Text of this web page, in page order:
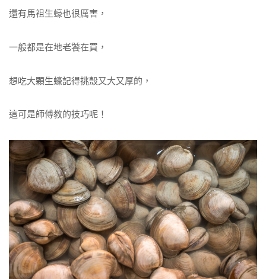
還有馬祖生蠔也很厲害，
一般都是在地老饕在買，
想吃大顆生蠔記得挑殼又大又厚的，
這可是師傅教的技巧呢！